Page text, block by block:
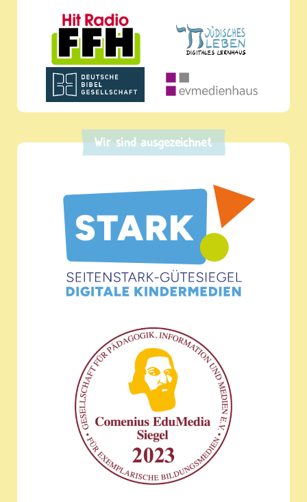
Wir sind ausgezeichnet